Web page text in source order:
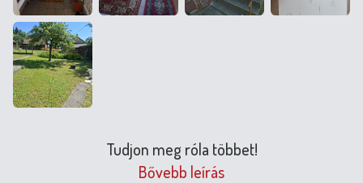
Tudjon meg róla többet!
Bővebb leírás